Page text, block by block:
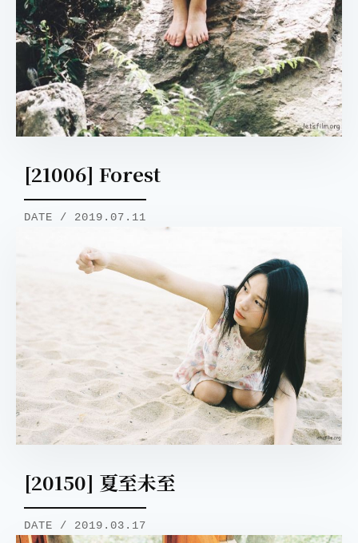
[21006] Forest
DATE / 2019.07.11
[20150] 夏至未至
DATE / 2019.03.17